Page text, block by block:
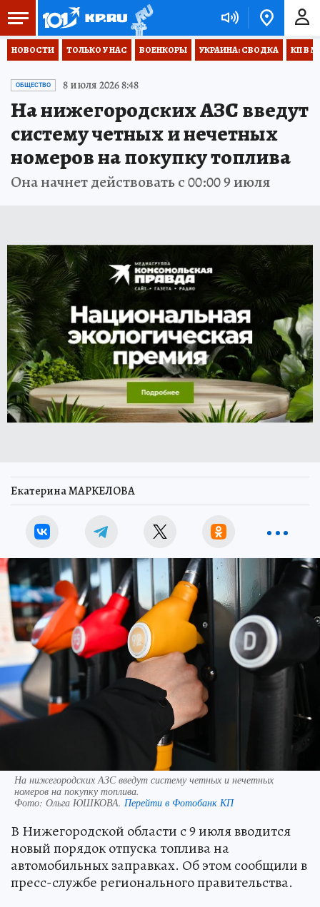
НОВОСТИ ТОЛЬКО У НАС ВОЕНКОРЫ УКРАИНА: СВОДКА КП В
ОБЩЕСТВО 8 июля 2026 8:48
На нижегородских АЗС введут
систему четных и нечетных
номеров на покупку топлива
Она начнет действовать с 00:00 9 июля
Екатерина МАРКЕЛОВА
На нижегородских АЗС введут систему четных и нечетных
номеров на покупку топлива.
Фото: Ольга ЮШКОВА. Перейти в Фотобанк КП
В Нижегородской области с 9 июля вводится
новый порядок отпуска топлива на
автомобильных заправках. Об этом сообщили в
пресс-службе регионального правительства.